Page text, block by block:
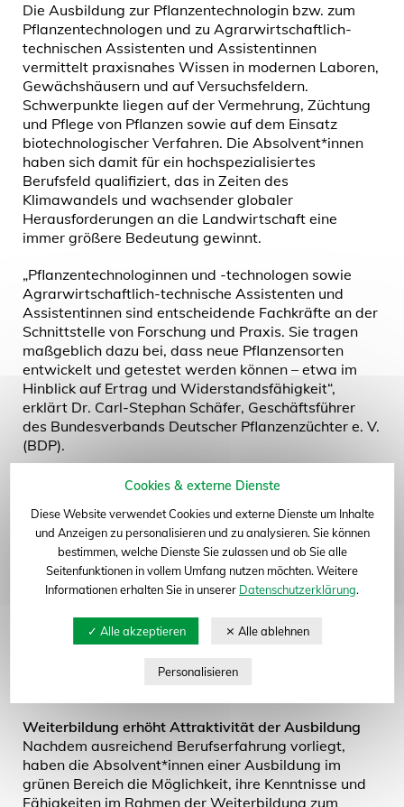
Die Ausbildung zur Pflanzentechnologin bzw. zum
Pflanzentechnologen und zu Agrarwirtschaftlich-
technischen Assistenten und Assistentinnen
vermittelt praxisnahes Wissen in modernen Laboren,
Gewächshäusern und auf Versuchsfeldern.
Schwerpunkte liegen auf der Vermehrung, Züchtung
und Pflege von Pflanzen sowie auf dem Einsatz
biotechnologischer Verfahren. Die Absolvent*innen
haben sich damit für ein hochspezialisiertes
Berufsfeld qualifiziert, das in Zeiten des
Klimawandels und wachsender globaler
Herausforderungen an die Landwirtschaft eine
immer größere Bedeutung gewinnt.
„Pflanzentechnologinnen und -technologen sowie
Agrarwirtschaftlich-technische Assistenten und
Assistentinnen sind entscheidende Fachkräfte an der
Schnittstelle von Forschung und Praxis. Sie tragen
maßgeblich dazu bei, dass neue Pflanzensorten
entwickelt und getestet werden können – etwa im
Hinblick auf Ertrag und Widerstandsfähigkeit“,
erklärt Dr. Carl-Stephan Schäfer, Geschäftsführer
des Bundesverbands Deutscher Pflanzenzüchter e. V.
(BDP).
Beide Ausbildungsberufe richten sich an technisch
Die Ausbildung findet bundesweit in verschiedenen
Forschungseinrichtungen, Saatzuchtunternehmen
und landwirtschaftlichen Betrieben statt und schließt
mit einer staatlich anerkannten Prüfung ab.
Mit dem erfolgreichen Abschluss im Jahr 2025 stehen
den rund 60 Absolvent*innen vielfältige berufliche
Forschung als auch in der industriellen
Weiterbildung erhöht Attraktivität der Ausbildung
Nachdem ausreichend Berufserfahrung vorliegt,
haben die Absolvent*innen einer Ausbildung im
grünen Bereich die Möglichkeit, ihre Kenntnisse und
Fähigkeiten im Rahmen der Weiterbildung zum
Cookies & externe Dienste
Diese Website verwendet Cookies und externe Dienste um Inhalte
und Anzeigen zu personalisieren und zu analysieren. Sie können
bestimmen, welche Dienste Sie zulassen und ob Sie alle
Seitenfunktionen in vollem Umfang nutzen möchten. Weitere
Informationen erhalten Sie in unserer Datenschutzerklärung.